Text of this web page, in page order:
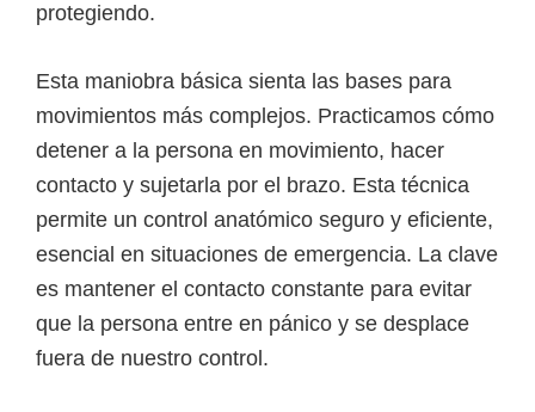
protegiendo.
Esta maniobra básica sienta las bases para
movimientos más complejos. Practicamos cómo
detener a la persona en movimiento, hacer
contacto y sujetarla por el brazo. Esta técnica
permite un control anatómico seguro y eficiente,
esencial en situaciones de emergencia. La clave
es mantener el contacto constante para evitar
que la persona entre en pánico y se desplace
fuera de nuestro control.